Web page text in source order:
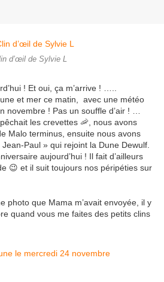
d’œil de Sylvie L
! Et oui, ça m’arrive ! …..
et mer ce matin, avec une météo
novembre ! Pas un souffle d’air ! …
les crevettes 🦐, nous avons
Malo terminus, ensuite nous avons
Paul » qui rejoint la Dune Dewulf.
aujourd’hui ! Il fait d’ailleurs
😉 et il suit toujours nos péripéties sur
photo que Mama m’avait envoyée, il y
quand vous me faites des petits clins